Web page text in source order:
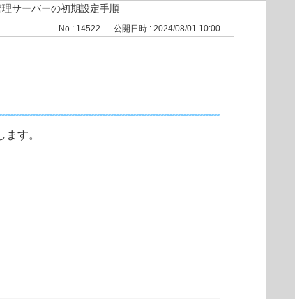
理サーバーの初期設定手順
No : 14522 公開日時 : 2024/08/01 10:00
す。